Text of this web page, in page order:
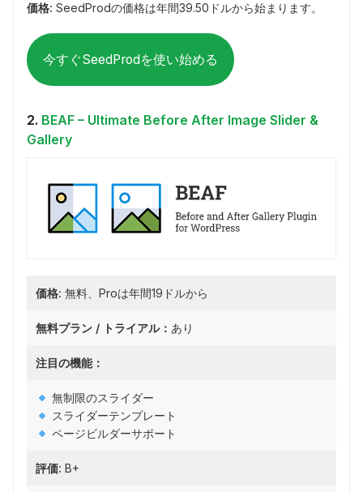
価格: SeedProdの価格は年間39.50ドルから始まります。
今すぐSeedProdを使い始める
2. BEAF – Ultimate Before After Image Slider &
Gallery
価格: 無料、Proは年間19ドルから
無料プラン / トライアル： あり
注目の機能：
無制限のスライダー
スライダーテンプレート
ページビルダーサポート
評価: B+